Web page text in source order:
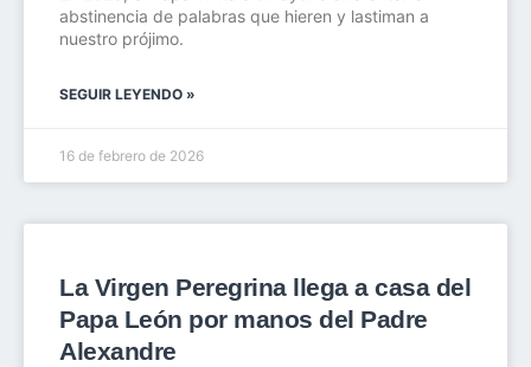
abstinencia de palabras que hieren y lastiman a
nuestro prójimo.
SEGUIR LEYENDO »
16 de febrero de 2026
La Virgen Peregrina llega a casa del
Papa León por manos del Padre
Alexandre